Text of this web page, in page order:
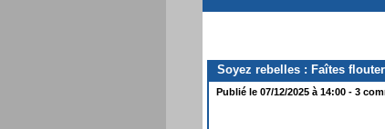
Soyez rebelles : Faîtes
Publié le 07/12/2025 à 14:00 - 3